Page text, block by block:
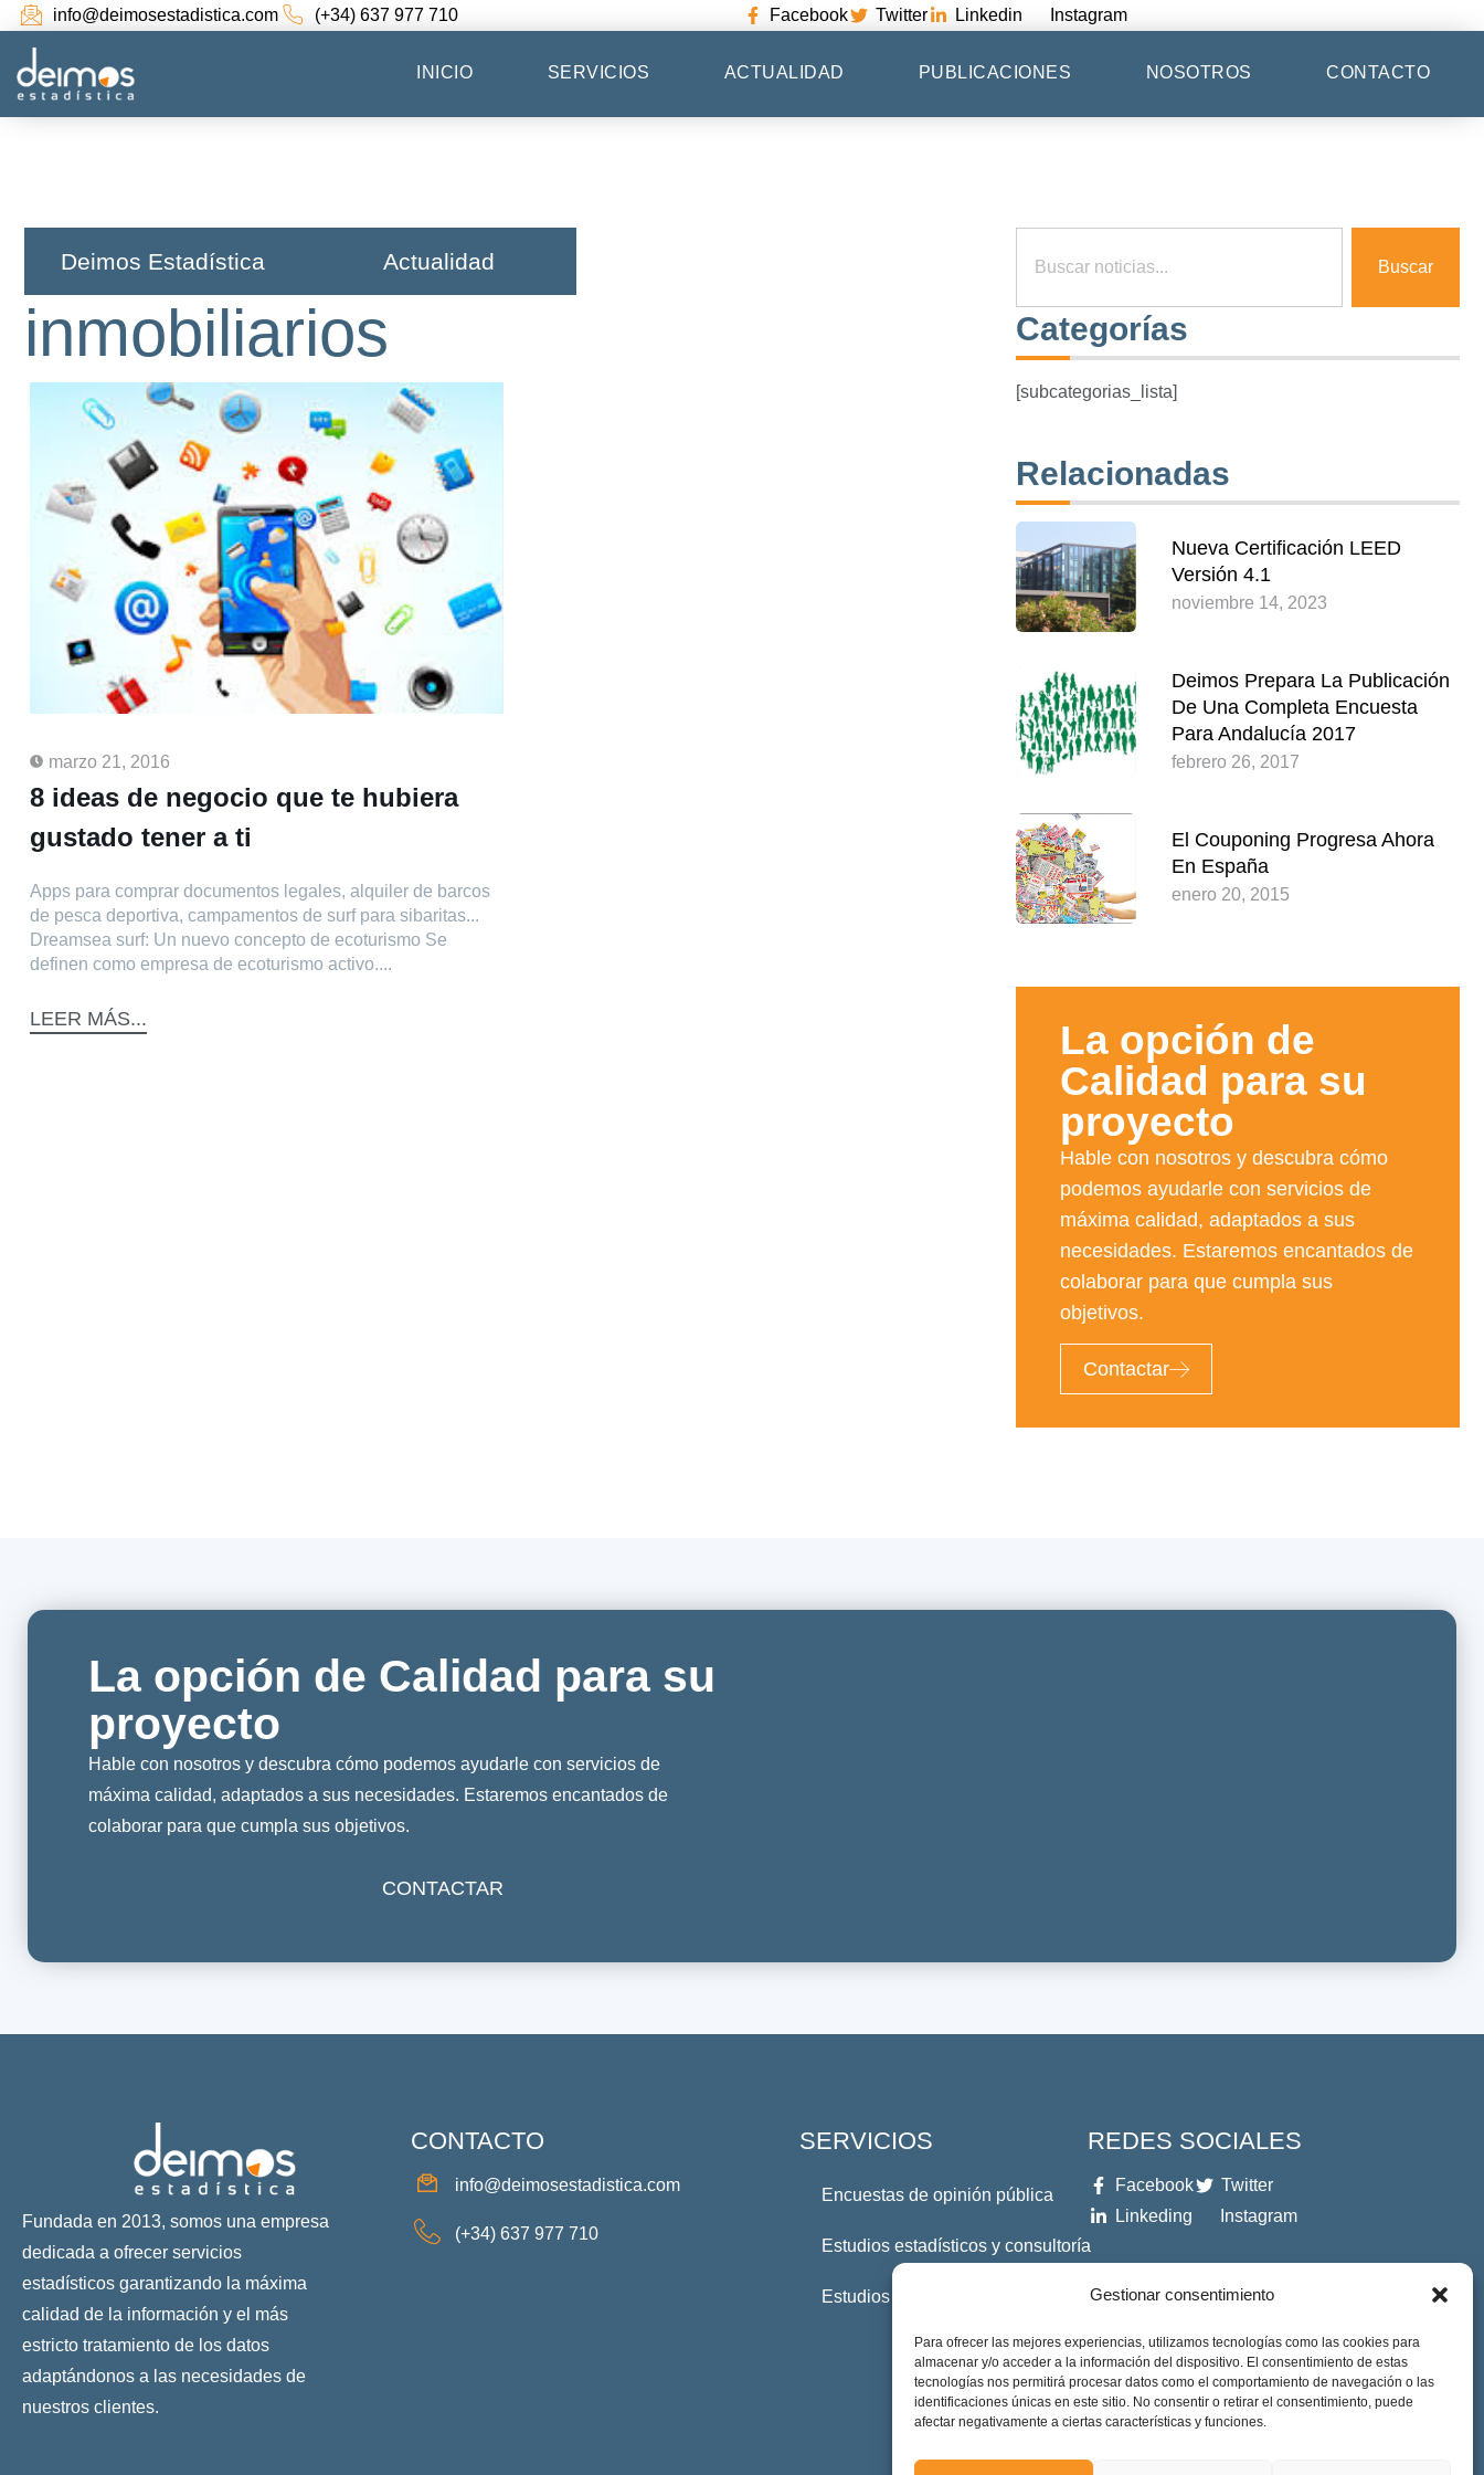
Gestionar consentimiento
Para ofrecer las mejores experiencias, utilizamos tecnologías como las cookies para
almacenar y/o acceder a la información del dispositivo. El consentimiento de estas
tecnologías nos permitirá procesar datos como el comportamiento de navegación o las
identificaciones únicas en este sitio. No consentir o retirar el consentimiento, puede
afectar negativamente a ciertas características y funciones.
info@deimosestadistica.com (+34) 637 977 710 Facebook Twitter Linkedin Instagram
INICIO SERVICIOS ACTUALIDAD PUBLICACIONES NOSOTROS CONTACTO
Buscar
Categorías
[subcategorias_lista]
Relacionadas
Nueva Certificación LEED
Versión 4.1
noviembre 14, 2023
Deimos Prepara La Publicación
De Una Completa Encuesta
Para Andalucía 2017
febrero 26, 2017
El Couponing Progresa Ahora
En España
enero 20, 2015
La opción de
Calidad para su
proyecto​
Hable con nosotros y descubra cómo
podemos ayudarle con servicios de
máxima calidad, adaptados a sus
necesidades. Estaremos encantados de
colaborar para que cumpla sus
objetivos.
Contactar
Deimos Estadística​ Actualidad
inmobiliarios
marzo 21, 2016
8 ideas de negocio que te hubiera
gustado tener a ti
Apps para comprar documentos legales, alquiler de barcos
de pesca deportiva, campamentos de surf para sibaritas...
Dreamsea surf: Un nuevo concepto de ecoturismo Se
definen como empresa de ecoturismo activo....
LEER MÁS...
La opción de Calidad para su
proyecto
Hable con nosotros y descubra cómo podemos ayudarle con servicios de
máxima calidad, adaptados a sus necesidades. Estaremos encantados de
colaborar para que cumpla sus objetivos.
CONTACTAR
Fundada en 2013, somos una empresa
dedicada a ofrecer servicios
estadísticos garantizando la máxima
calidad de la información y el más
estricto tratamiento de los datos
adaptándonos a las necesidades de
nuestros clientes.
CONTACTO
info@deimosestadistica.com
(+34) 637 977 710
SERVICIOS
Encuestas de opinión pública
Estudios estadísticos y consultoría
Estudios Profesionales
REDES SOCIALES
Facebook
Twitter
Linkeding
Instagram